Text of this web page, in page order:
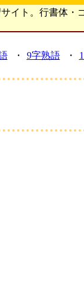
イト。行書体・
・ 9字熟語 ・